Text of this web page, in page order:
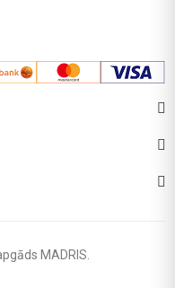
MADRIS.